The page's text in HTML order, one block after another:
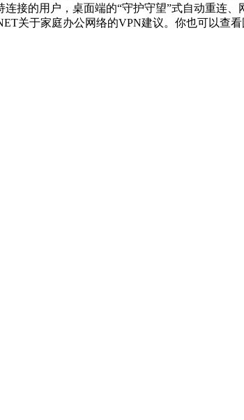
接的用户，桌面端的“守护守望”式自动重连
关于家庭办公网络的VPN建议。你也可以查